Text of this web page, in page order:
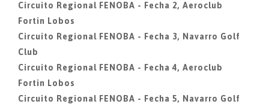
Circuito Regional FENOBA - Fecha 2, Aeroclub
Fortin Lobos
Circuito Regional FENOBA - Fecha 3, Navarro Golf
Club
Circuito Regional FENOBA - Fecha 4, Aeroclub
Fortin Lobos
Circuito Regional FENOBA - Fecha 5, Navarro Golf